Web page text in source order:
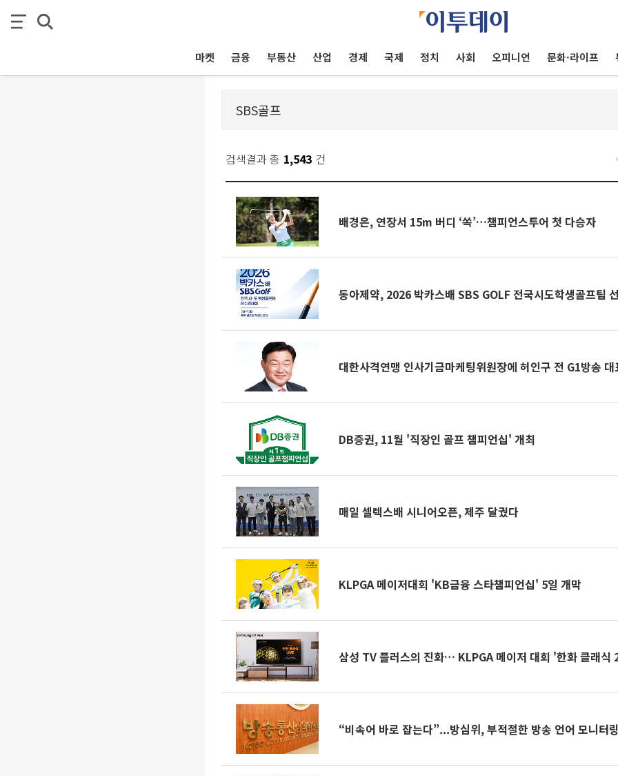
마켓 금융 부동산 산업 경제 국제 정치 사회 오피니언 문화·라이프
검색결과 총 1,543 건
배경은, 연장서 15m 버디 ‘쏙’…챔피언스투어 첫 다승자
동아제약, 2026 박카스배 SBS GOLF 전국시도학생골프팀
대한사격연맹 인사기금마케팅위원장에 허인구 전 G1방송 대
DB증권, 11월 '직장인 골프 챔피언십' 개최
매일 셀렉스배 시니어오픈, 제주 달궜다
KLPGA 메이저대회 'KB금융 스타챔피언십' 5일 개막
삼성 TV 플러스의 진화… KLPGA 메이저 대회 '한화 클래식
“비속어 바로 잡는다”...방심위, 부적절한 방송 언어 모니터